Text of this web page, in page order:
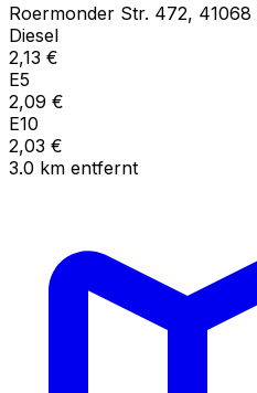
Roermonder Str. 472, 41068
Diesel
2,13 €
E5
2,09 €
E10
2,03 €
3.0 km entfernt